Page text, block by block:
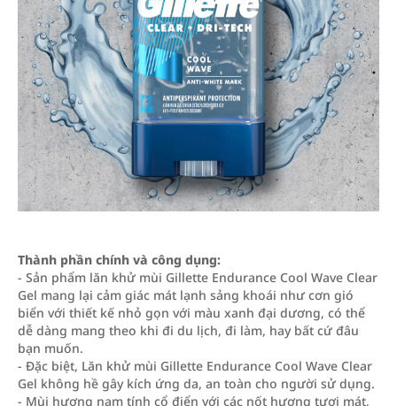
Thành phần chính và công dụng:
- Sản phẩm lăn khử mùi Gillette Endurance Cool Wave Clear
Gel mang lại cảm giác mát lạnh sảng khoái như cơn gió
biển với thiết kế nhỏ gọn với màu xanh đại dương, có thể
dễ dàng mang theo khi đi du lịch, đi làm, hay bất cứ đâu
bạn muốn.
- Đặc biệt, Lăn khử mùi Gillette Endurance Cool Wave Clear
Gel không hề gây kích ứng da, an toàn cho người sử dụng.
- Mùi hương nam tính cổ điển với các nốt hương tươi mát,